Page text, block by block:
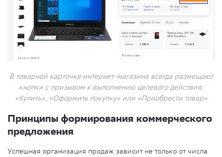
В товарной карточке интернет-магазина всегда размещают
кнопки с призывом к выполнению целевого действия:
«Купить», «Оформить покупку» или «Приобрести товар»
Принципы формирования коммерческого
предложения
Успешная организация продаж зависит не только от числа